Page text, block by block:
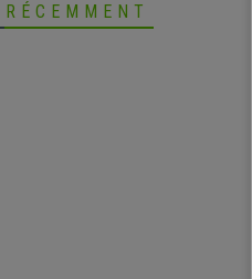
RÉCEMMENT